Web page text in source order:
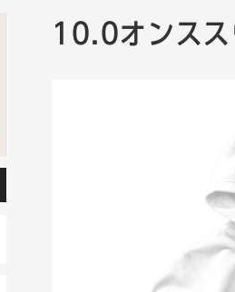
10.0オンス